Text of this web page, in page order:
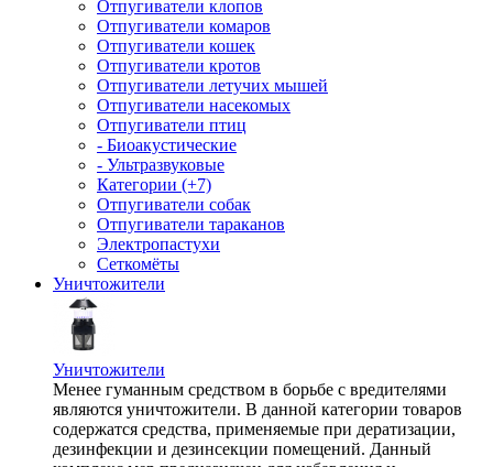
Отпугиватели клопов
Отпугиватели комаров
Отпугиватели кошек
Отпугиватели кротов
Отпугиватели летучих мышей
Отпугиватели насекомых
Отпугиватели птиц
- Биоакустические
- Ультразвуковые
Категории (+7)
Отпугиватели собак
Отпугиватели тараканов
Электропастухи
Сеткомёты
Уничтожители
Уничтожители
Менее гуманным средством в борьбе с вредителями
являются уничтожители. В данной категории товаров
содержатся средства, применяемые при дератизации,
дезинфекции и дезинсекции помещений. Данный